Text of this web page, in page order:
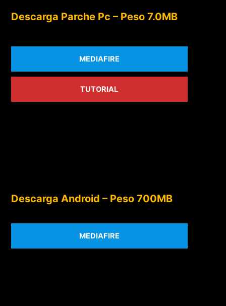
Descarga Parche Pc – Peso 7.0MB
MEDIAFIRE
TUTORIAL
Descarga Android – Peso 700MB
MEDIAFIRE